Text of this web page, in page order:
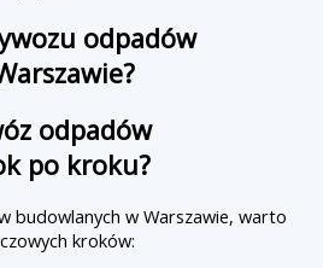
odpadów
odpadów
po kroku?
budowlanych w Warszawie, warto
kroków: